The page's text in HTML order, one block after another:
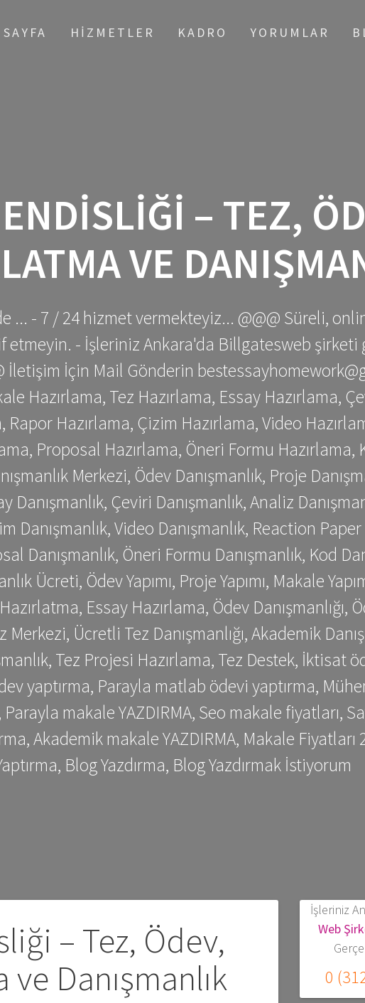
HIZMETLER KADRO YORUMLAR
– TEZ,
VE
... - 7 / 24 hizmet vermekteyiz... @@@ Süreli,
etmeyin. - İşleriniz Ankara'da Billgatesweb şirketi
İletişim İçin Mail Gönderin
Hazırlama, Tez Hazırlama, Essay Hazırlama,
Hazırlama, Çizim Hazırlama, Video
Proposal Hazırlama, Öneri Formu Hazırlama,
Merkezi, Ödev Danışmanlık, Proje
Danışmanlık, Çeviri Danışmanlık, Analiz
Danışmanlık, Video Danışmanlık, Reaction Paper
Danışmanlık, Öneri Formu Danışmanlık, Kod
Ücreti, Ödev Yapımı, Proje Yapımı, Makale
Essay Hazırlama, Ödev Danışmanlığı,
Ücretli Tez Danışmanlığı, Akademik
Tez Projesi Hazırlama, Tez Destek, İktisat
yaptırma, Parayla matlab ödevi yaptırma,
makale YAZDIRMA, Seo makale fiyatları,
Akademik makale YAZDIRMA, Makale Fiyatları
Blog Yazdırma, Blog Yazdırmak İstiyorum
– Tez, Ödev,
Danışmanlık
İşleriniz
Web
0